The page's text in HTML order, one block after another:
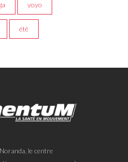
yoyo
été
le centre